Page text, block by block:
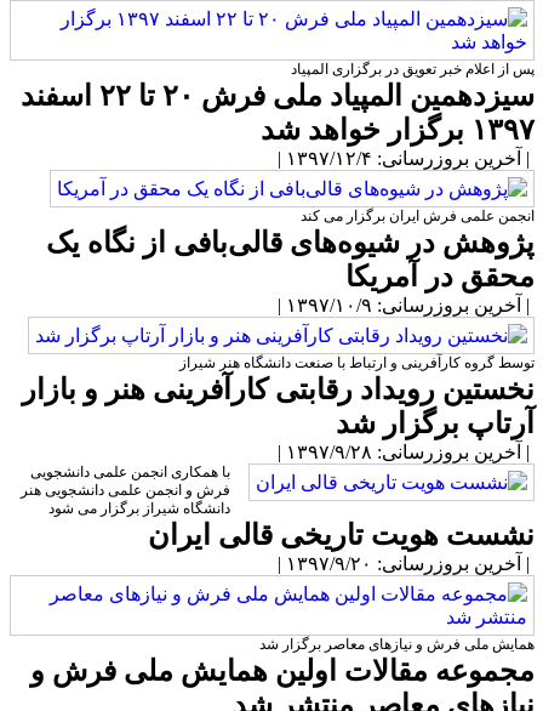
از اعلام خبر تعویق در برگزاری المپیاد
سیزدهمین المپیاد ملی فرش ۲۰ تا ۲۲ اسفند
برگزار خواهد شد
بروزرسانی: ۱۳۹۷/۱۲/۴ |
علمی فرش ایران برگزار می کند
در شیوه‌های قالی‌بافی از نگاه یک
در آمریکا
بروزرسانی: ۱۳۹۷/۱۰/۹ |
گروه کارآفرینی و ارتباط با صنعت دانشگاه هنر شیراز
رویداد رقابتی کارآفرینی هنر و بازار
برگزار شد
بروزرسانی: ۱۳۹۷/۹/۲۸ |
با همکاری انجمن علمی دانشجویی
فرش و انجمن علمی دانشجویی هنر
دانشگاه شیراز برگزار می شود
هویت تاریخی قالی ایران
بروزرسانی: ۱۳۹۷/۹/۲۰ |
ملی فرش و نیازهای معاصر برگزار شد
مقالات اولین همایش ملی فرش و